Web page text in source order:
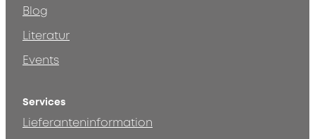
Blog
Literatur
Events
Services
Lieferanteninformation